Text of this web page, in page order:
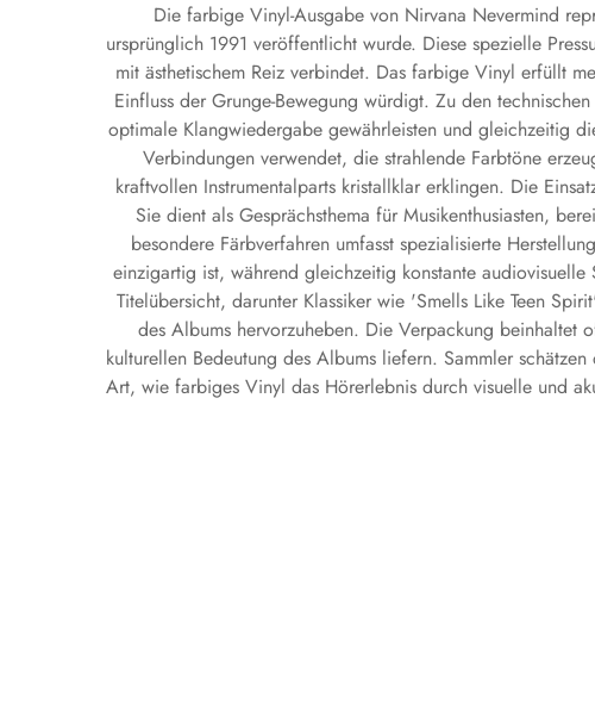
Die farbige Vinyl-Ausgabe von Nirvana Nevermind
ursprünglich 1991 veröffentlicht wurde. Diese spezielle
mit ästhetischem Reiz verbindet. Das farbige Vinyl erfüllt
Einfluss der Grunge-Bewegung würdigt. Zu den
optimale Klangwiedergabe gewährleisten und gleichzeitig
Verbindungen verwendet, die strahlende Farbtöne
kraftvollen Instrumentalparts kristallklar erklingen. Die
Sie dient als Gesprächsthema für Musikenthusiasten,
besondere Färbverfahren umfasst spezialisierte
einzigartig ist, während gleichzeitig konstante
Titelübersicht, darunter Klassiker wie 'Smells Like Teen
des Albums hervorzuheben. Die Verpackung beinhaltet
kulturellen Bedeutung des Albums liefern. Sammler
Art, wie farbiges Vinyl das Hörerlebnis durch visuelle und